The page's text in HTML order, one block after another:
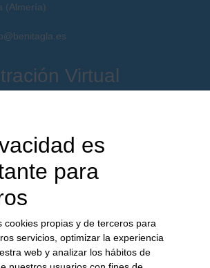
es
para
cookies propias y de terceros para
servicios, optimizar la experiencia
web y analizar los hábitos de
(Almería)
Virtual
...